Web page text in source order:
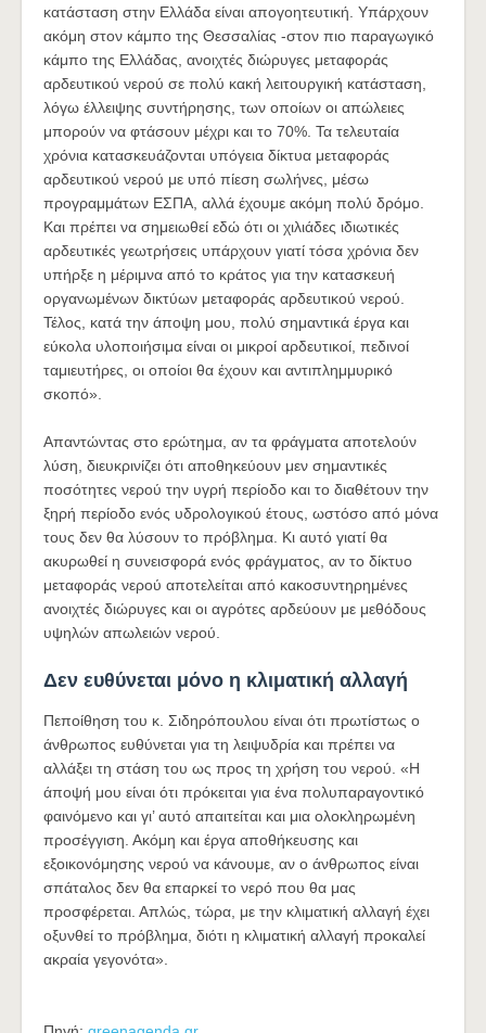
κατάσταση στην Ελλάδα είναι απογοητευτική. Υπάρχουν
ακόμη στον κάμπο της Θεσσαλίας -στον πιο παραγωγικό
κάμπο της Ελλάδας, ανοιχτές διώρυγες μεταφοράς
αρδευτικού νερού σε πολύ κακή λειτουργική κατάσταση,
λόγω έλλειψης συντήρησης, των οποίων οι απώλειες
μπορούν να φτάσουν μέχρι και το 70%. Τα τελευταία
χρόνια κατασκευάζονται υπόγεια δίκτυα μεταφοράς
αρδευτικού νερού με υπό πίεση σωλήνες, μέσω
προγραμμάτων ΕΣΠΑ, αλλά έχουμε ακόμη πολύ δρόμο.
Και πρέπει να σημειωθεί εδώ ότι οι χιλιάδες ιδιωτικές
αρδευτικές γεωτρήσεις υπάρχουν γιατί τόσα χρόνια δεν
υπήρξε η μέριμνα από το κράτος για την κατασκευή
οργανωμένων δικτύων μεταφοράς αρδευτικού νερού.
Τέλος, κατά την άποψη μου, πολύ σημαντικά έργα και
εύκολα υλοποιήσιμα είναι οι μικροί αρδευτικοί, πεδινοί
ταμιευτήρες, οι οποίοι θα έχουν και αντιπλημμυρικό
σκοπό».
Απαντώντας στο ερώτημα, αν τα φράγματα αποτελούν
λύση, διευκρινίζει ότι αποθηκεύουν μεν σημαντικές
ποσότητες νερού την υγρή περίοδο και το διαθέτουν την
ξηρή περίοδο ενός υδρολογικού έτους, ωστόσο από μόνα
τους δεν θα λύσουν το πρόβλημα. Κι αυτό γιατί θα
ακυρωθεί η συνεισφορά ενός φράγματος, αν το δίκτυο
μεταφοράς νερού αποτελείται από κακοσυντηρημένες
ανοιχτές διώρυγες και οι αγρότες αρδεύουν με μεθόδους
υψηλών απωλειών νερού.
Δεν ευθύνεται μόνο η κλιματική αλλαγή
Πεποίθηση του κ. Σιδηρόπουλου είναι ότι πρωτίστως ο
άνθρωπος ευθύνεται για τη λειψυδρία και πρέπει να
αλλάξει τη στάση του ως προς τη χρήση του νερού. «Η
άποψή μου είναι ότι πρόκειται για ένα πολυπαραγοντικό
φαινόμενο και γι’ αυτό απαιτείται και μια ολοκληρωμένη
προσέγγιση. Ακόμη και έργα αποθήκευσης και
εξοικονόμησης νερού να κάνουμε, αν ο άνθρωπος είναι
σπάταλος δεν θα επαρκεί το νερό που θα μας
προσφέρεται. Απλώς, τώρα, με την κλιματική αλλαγή έχει
οξυνθεί το πρόβλημα, διότι η κλιματική αλλαγή προκαλεί
ακραία γεγονότα».